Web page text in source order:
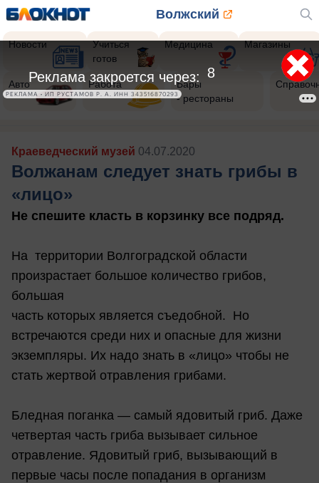
Волжский
Новости
Учиться
готов
Медицина Магазины
Авто Работа
Бары
- рестораны
Краеведческий музей 04.07.2020
Волжанам следует знать грибы в
«лицо»
Не спешите класть в корзинку все подряд.
На территории Волгоградской области
произрастает большое количество грибов,
большая
часть которых является съедобной. Но
встречаются среди них и опасные для жизни
экземпляры. Их надо знать в «лицо» чтобы не
стать жертвой отравления грибами.
Бледная поганка — самый ядовитый гриб. Даже
четвертая часть гриба вызывает сильное
отравление. Ядовитый гриб, вызывающий в
первые часы после попадания в организм
5
Реклама закроется через:
РЕКЛАМА • ИП РУСТАМОВ Р. А. ИНН 343516870293